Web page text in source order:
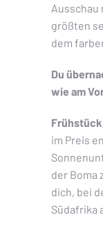
Ausschau
größten
dem
Du
wie am
im Preis
der Boma
dich, bei
Südafrika